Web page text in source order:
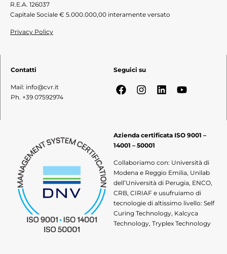
R.E.A. 126037
Capitale Sociale € 5.000.000,00 interamente versato
Privacy Policy
Contatti
Mail: info@cvr.it
Ph. +39 07592974
Seguici su
Azienda certificata ISO 9001 –
14001 – 50001
Collaboriamo con: Università di
Modena e Reggio Emilia, Unilab
dell’Università di Perugia, ENCO,
CRB, CIRIAF e usufruiamo di
tecnologie di altissimo livello: Self
Curing Technology, Kalcyca
Technology, Tryplex Technology